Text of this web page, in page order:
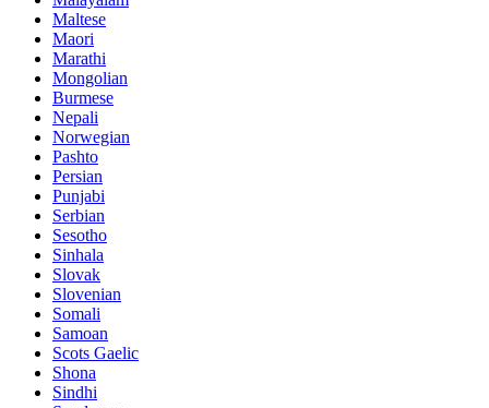
Maltese
Maori
Marathi
Mongolian
Burmese
Nepali
Norwegian
Pashto
Persian
Punjabi
Serbian
Sesotho
Sinhala
Slovak
Slovenian
Somali
Samoan
Scots Gaelic
Shona
Sindhi